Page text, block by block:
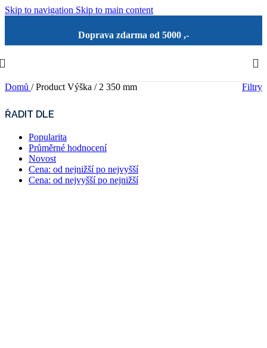
Skip to navigation Skip to main content
Doprava zdarma od 5000 ,-
Domů / Product Výška / 2 350 mm Filtry
ŘADIT DLE
Popularita
Průměrné hodnocení
Novost
Cena: od nejnižší po nejvyšší
Cena: od nejvyšší po nejnižší